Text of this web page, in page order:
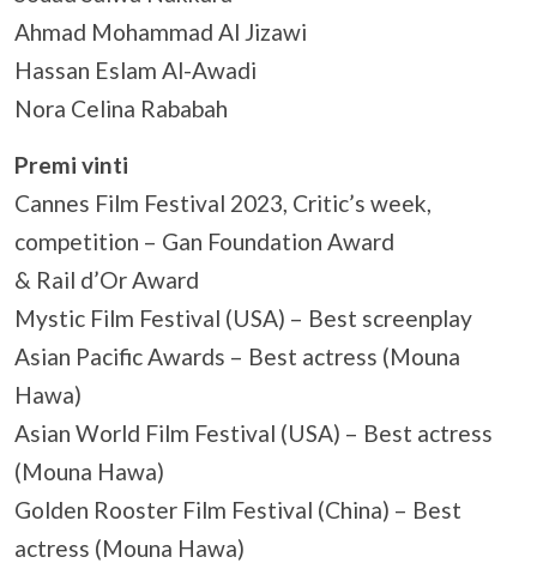
Ahmad Mohammad Al Jizawi
Hassan Eslam Al-Awadi
Nora Celina Rababah
Premi vinti
Cannes Film Festival 2023, Critic’s week,
competition – Gan Foundation Award
& Rail d’Or Award
Mystic Film Festival (USA) – Best screenplay
Asian Pacific Awards – Best actress (Mouna
Hawa)
Asian World Film Festival (USA) – Best actress
(Mouna Hawa)
Golden Rooster Film Festival (China) – Best
actress (Mouna Hawa)